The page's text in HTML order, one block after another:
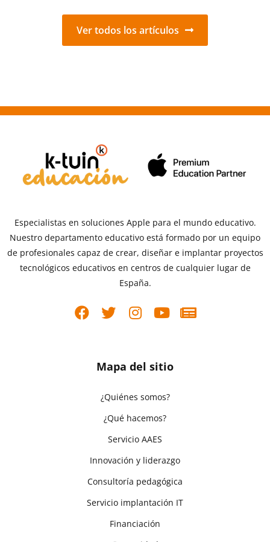
Ver todos los artículos
Especialistas en soluciones Apple para el mundo educativo.
Nuestro departamento educativo está formado por un equipo
de profesionales capaz de crear, diseñar e implantar proyectos
tecnológicos educativos en centros de cualquier lugar de
España.
Mapa del sitio
¿Quiénes somos?
¿Qué hacemos?
Servicio AAES
Innovación y liderazgo
Consultoría pedagógica
Servicio implantación IT
Financiación